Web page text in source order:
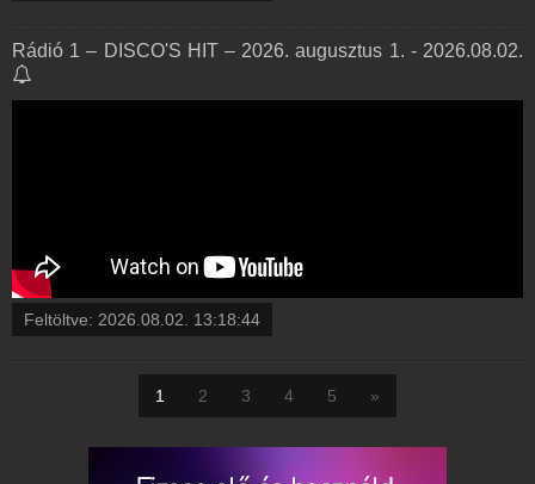
Rádió 1 – DISCO'S HIT – 2026. augusztus 1. - 2026.08.02.
Feltöltve: 2026.08.02. 13:18:44
1 2 3 4 5 »